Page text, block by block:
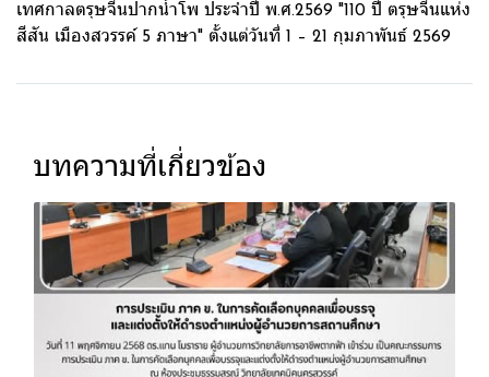
เทศกาลตรุษจีนปากน้ำโพ ประจำปี พ.ศ.2569 "110 ปี ตรุษจีนแห่ง
สีสัน เมืองสวรรค์ 5 ภาษา" ตั้งแต่วันที่ 1 – 21 กุมภาพันธ์ 2569
บทความที่เกี่ยวข้อง